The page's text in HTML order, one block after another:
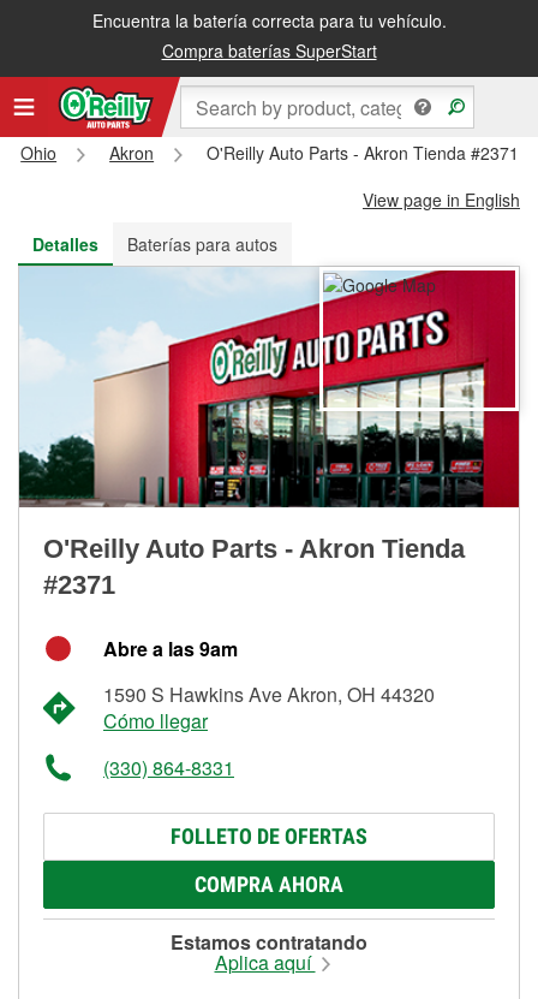
Encuentra la batería correcta para tu vehículo.
Compra baterías SuperStart
Recibe tu orden gratis al día siguiente o recógela en la tienda
Ohio Akron
O'Reilly Auto Parts - Akron Tienda #2371
View page in English
Detalles
Baterías para autos
O'Reilly Auto Parts - Akron Tienda
#2371
Abre a las 9am
1590 S Hawkins Ave Akron, OH 44320
Cómo llegar
(330) 864-8331
FOLLETO DE OFERTAS
COMPRA AHORA
Estamos contratando
Aplica aquí